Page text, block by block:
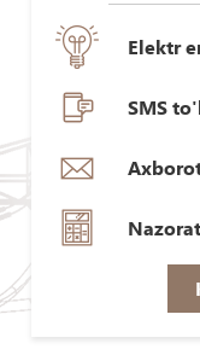
Elektr
SMS